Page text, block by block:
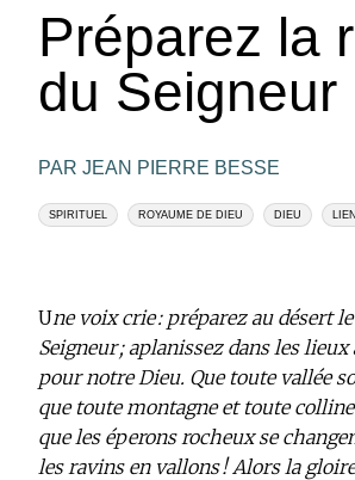
Préparez la
du Seigneur
PAR JEAN PIERRE BESSE
SPIRITUEL ROYAUME DE DIEU DIEU LIEN
Une voix crie : préparez au désert
Seigneur ; aplanissez dans les
pour notre Dieu. Que toute vallée
que toute montagne et toute colline
que les éperons rocheux se
les ravins en vallons ! Alors la